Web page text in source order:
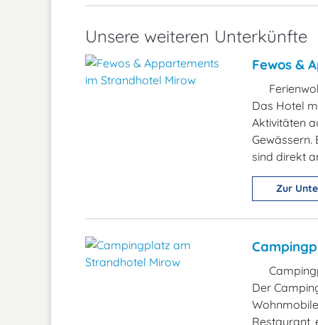
Unsere weiteren Unterkünfte
Fewos &
Das Hotel
Aktivitäten
Gewässern.
sind direkt
Zur
Der
Restaurant,